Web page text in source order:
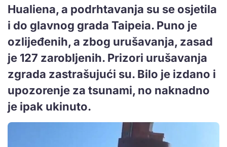
Hualiena, a podrhtavanja su se osjetila
i do glavnog grada Taipeia. Puno je
ozlijeđenih, a zbog urušavanja, zasad
je 127 zarobljenih. Prizori urušavanja
zgrada zastrašujući su. Bilo je izdano i
upozorenje za tsunami, no naknadno
je ipak ukinuto.